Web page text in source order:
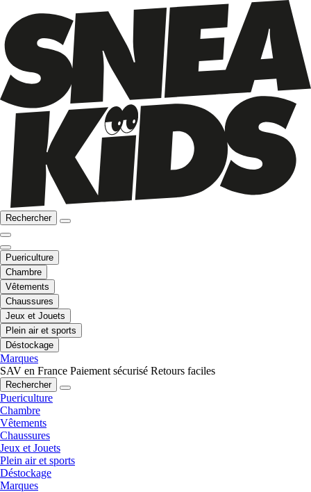
Rechercher
Puericulture
Chambre
Vêtements
Chaussures
Jeux et Jouets
Plein air et sports
Déstockage
Marques
SAV en France Paiement sécurisé Retours faciles
Rechercher
Puericulture
Chambre
Vêtements
Chaussures
Jeux et Jouets
Plein air et sports
Déstockage
Marques